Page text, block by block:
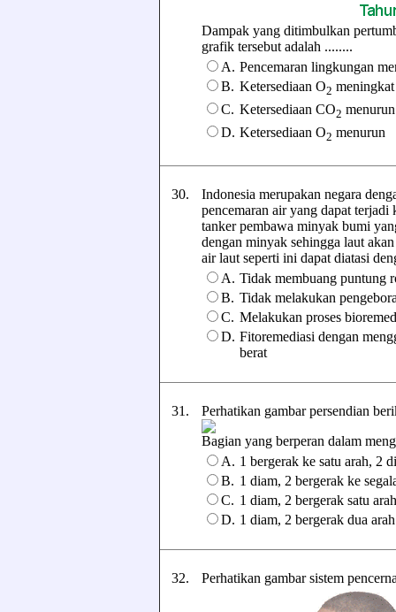
Dampak yang ditimbulkan
grafik tersebut adalah ........
A. Pencemaran lingkungan
B. Ketersediaan O2 meningkat
C. Ketersediaan CO2 menurun
D. Ketersediaan O2 menurun
30.
Indonesia merupakan negara
pencemaran air yang dapat
tanker pembawa minyak bumi
dengan minyak sehingga laut
air laut seperti ini dapat diatasi
A. Tidak membuang puntung
B. Tidak melakukan
C. Melakukan proses
D. Fitoremediasi dengan
berat
31.
Perhatikan gambar persendian
Bagian yang berperan dalam
A. 1 bergerak ke satu arah, 2
B. 1 diam, 2 bergerak ke
C. 1 diam, 2 bergerak satu
D. 1 diam, 2 bergerak dua
32. Perhatikan gambar sistem